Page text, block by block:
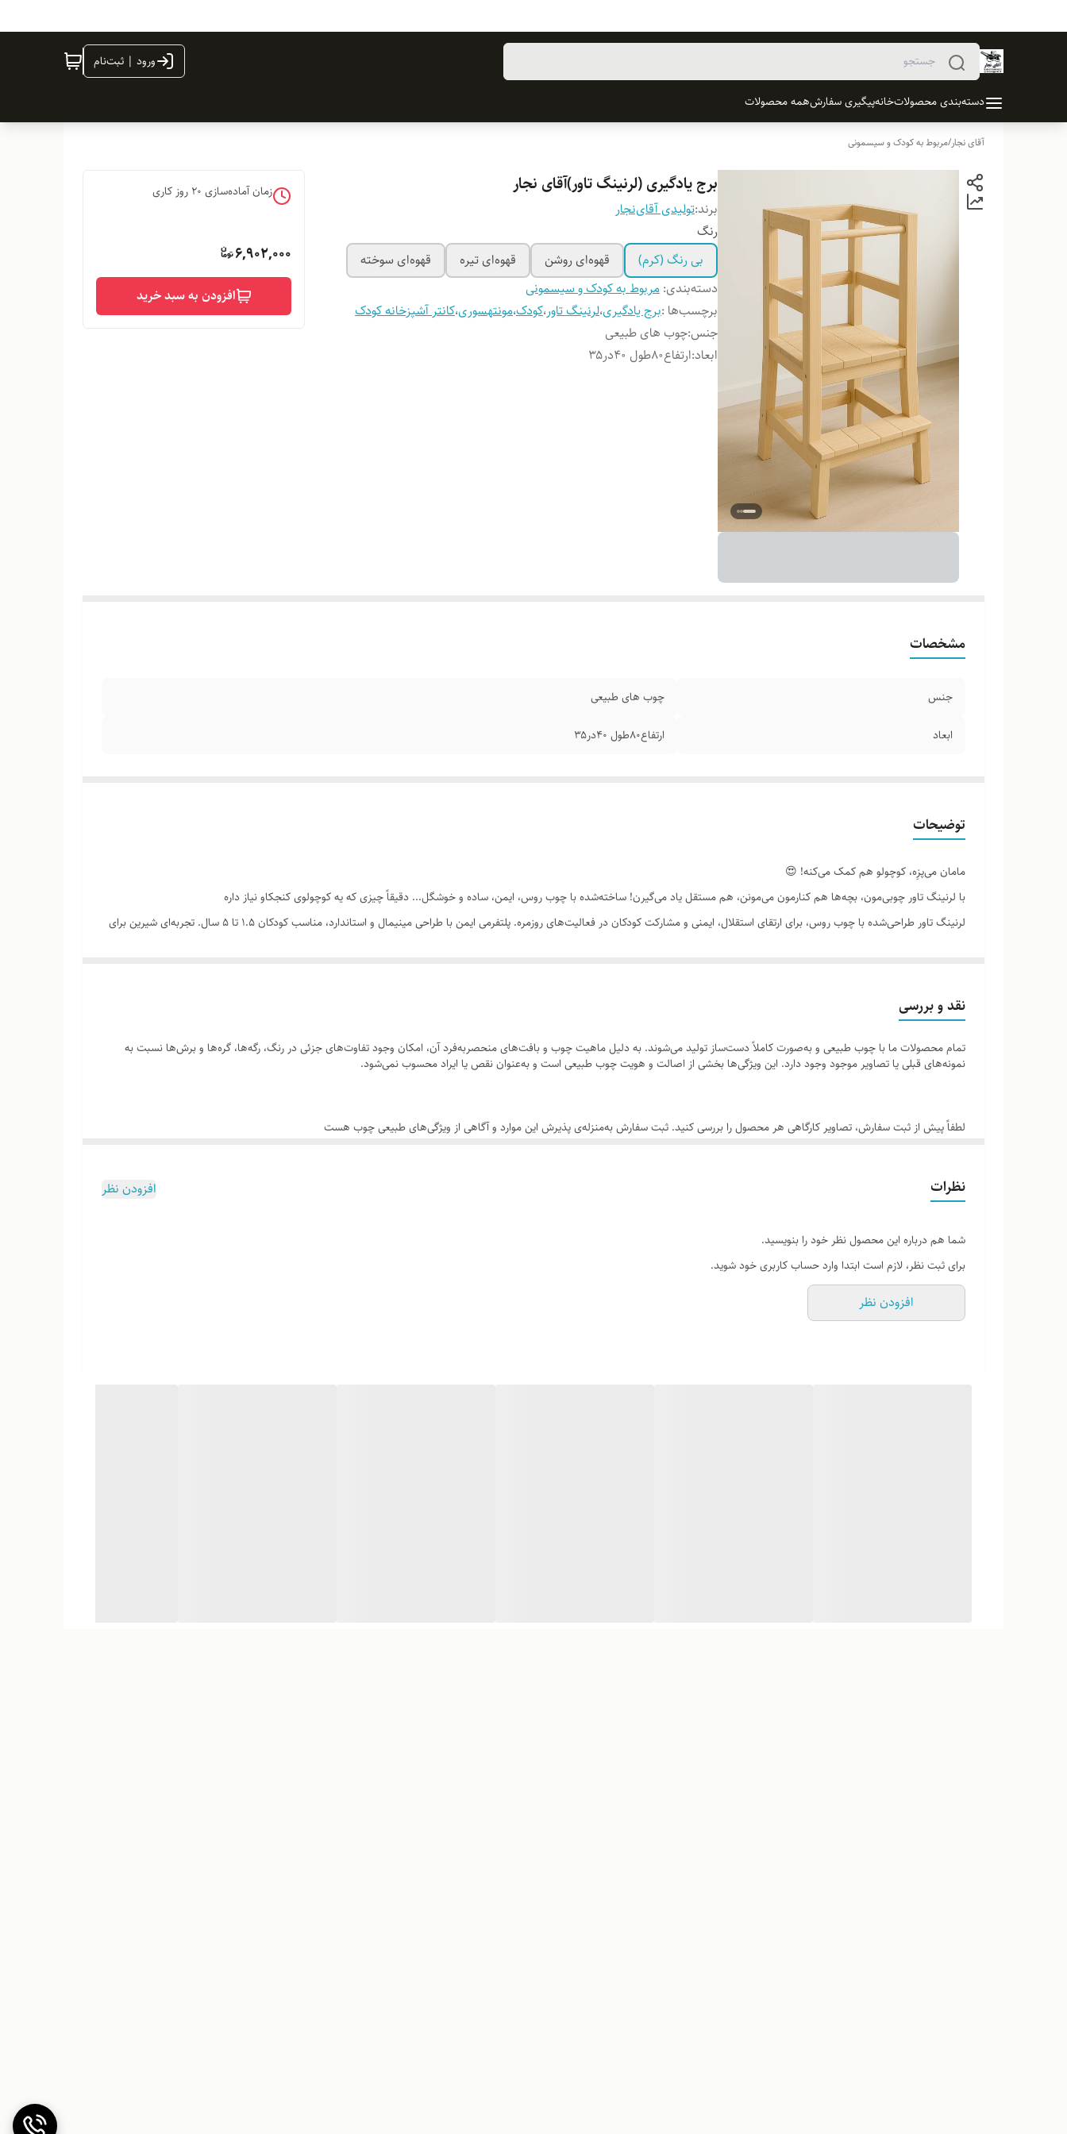
ورود | ثبت‌نام
دسته‌بندی محصولاتخانهپیگیری سفارشهمه محصولات
آقای نجار/مربوط به کودک و سیسمونی
برج یادگیری (لرنینگ تاور)آقای نجار
برند:تولیدی آقای‌نجار
رنگ
بی رنگ (کرم)
قهوه‌ای روشن قهوه‌ای تیره
قهوه‌ای سوخته
دسته‌بندی: مربوط به کودک و سیسمونی
برچسب‌ها :برج یادگیری،لرنینگ تاور،کودک،مونتهسوری،کانتر آشپزخانه کودک
جنس:چوب‌ های طبیعی
ابعاد:ارتفاع۸۰طول ۴۰در۳۵
زمان آماده‌سازی 20 روز کاری
6,902,000
افزودن به سبد خرید
مشخصات
جنس چوب‌ های طبیعی
ابعاد ارتفاع۸۰طول ۴۰در۳۵
توضیحات
مامان می‌پزِه، کوچولو هم کمک می‌کنه! 😍
با لرنینگ تاور چوبی‌مون، بچه‌ها هم کنارمون می‌مونن، هم مستقل یاد می‌گیرن! ساخته‌شده با چوب روس، ایمن، ساده و خوشگل... دقیقاً چیزی که یه کوچولوی کنجکاو نیاز داره
لرنینگ تاور طراحی‌شده با چوب روس، برای ارتقای استقلال، ایمنی و مشارکت کودکان در فعالیت‌های روزمره. پلتفرمی ایمن با طراحی مینیمال و استاندارد، مناسب کودکان ۱.۵ تا ۵ سال. تجربه‌ای شیرین برای
لرنینگ تاور رو بیار وسط تا هم قد شه با زندگی 😄
برای ایستادن روی قله‌ی تجربه!
یه پایه‌ای واسه کنجکاوی 👣
یه جا واسه رشد و تجربه 👶
نقد و بررسی
تمام محصولات ما با چوب طبیعی و به‌صورت کاملاً دست‌ساز تولید می‌شوند. به دلیل ماهیت چوب و بافت‌های منحصر‌به‌فرد آن، امکان وجود تفاوت‌های جزئی در رنگ، رگه‌ها، گره‌ها و برش‌ها نسبت به
نمونه‌های قبلی یا تصاویر موجود وجود دارد. این ویژگی‌ها بخشی از اصالت و هویت چوب طبیعی است و به‌عنوان نقص یا ایراد محسوب نمی‌شود.
لطفاً پیش از ثبت سفارش، تصاویر کارگاهی هر محصول را بررسی کنید. ثبت سفارش به‌منزله‌ی پذیرش این موارد و آگاهی از ویژگی‌های طبیعی چوب هست
نظرات افزودن نظر
شما هم درباره این محصول نظر خود را بنویسید.
برای ثبت نظر، لازم است ابتدا وارد حساب کاربری خود شوید.
افزودن نظر